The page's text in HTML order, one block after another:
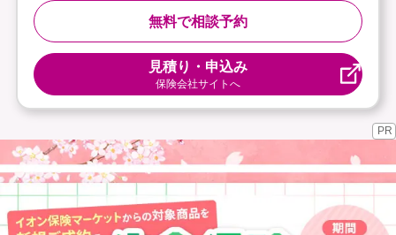
無料で相談予約
見積り・申込み
保険会社サイトへ
PR